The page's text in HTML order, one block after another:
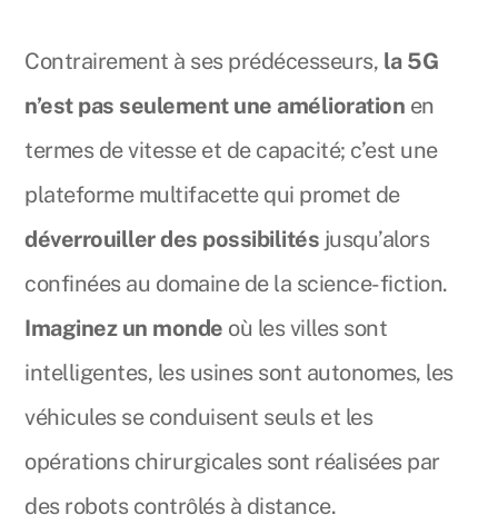
Contrairement à ses prédécesseurs, la 5G
n’est pas seulement une amélioration en
termes de vitesse et de capacité; c’est une
plateforme multifacette qui promet de
déverrouiller des possibilités jusqu’alors
confinées au domaine de la science-fiction.
Imaginez un monde où les villes sont
intelligentes, les usines sont autonomes, les
véhicules se conduisent seuls et les
opérations chirurgicales sont réalisées par
des robots contrôlés à distance.